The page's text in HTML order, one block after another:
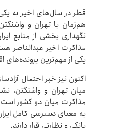
قطر در سال‌های اخیر به
هم‌زمان با تهران و
نگهداری بخشی از منابع
مذاکرات اخیر عبدالناصر
یکی از مهم‌ترین پرونده‌های
میان تهران و واشنگتن،
مذاکرات میان دو کشور
به معنای دسترسی کامل
بانکی و نظارتی قرار دارند.